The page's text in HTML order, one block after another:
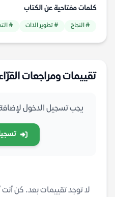
كلمات مفتاحية عن الكتاب
# النجاح # تطوير الذات #
تقييمات ومراجعات
يجب تسجيل الدخول
لا توجد تقييمات بعد. كن